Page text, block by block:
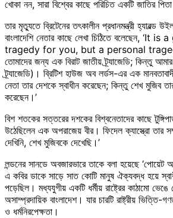
খোকা নন, সারা বিশ্বের কাছে পরিচিত একটি জাতির
তার মৃত্যুতে ব্রিটেনের তৎকালীন প্রধানমন্ত্রী হ্যারল্ড
বাংলাদেশি নেতার কাছে লেখা চিঠিতে বলেছেন,
tragedy for you, but a personal
তোমাদের জন্য এক বিরাট জাতীয় ট্র্যাজেডি; কিন্তু
ট্র্যাজেডি)। ব্রিটিশ হাউজ অব লর্ডস-এর এক
নেতা তার দেশকে স্বাধীন করেছেন; কিন্তু শেখ মুজিব
করেছেন।’
বিশ শতকের সত্তরের দশকের বিশ্বনেতাদের কাছে
উঠেছিলেন এক অপরাজেয় বীর। ফিদেল ক্যাস্ত্রো তার
দেখিনি, শেখ মুজিবকে দেখেছি।’
লন্ডনের সানডে অবজারভারে তাকে বলা হয়েছে ‘পোয়েট
এ কবির ডাকে সাড়ে সাত কোটি মানুষ ঐক্যবদ্ধ হয়ে
পড়েছিল। মধ্যযুগীয় একটি ধর্মীয় রাষ্ট্রের কাঠামো ভেঙে
অসাম্প্রদায়িক বাংলাদেশ। যার চারটি রাষ্ট্রীয় ভিত্তি-
ও ধর্মনিরপেক্ষতা।